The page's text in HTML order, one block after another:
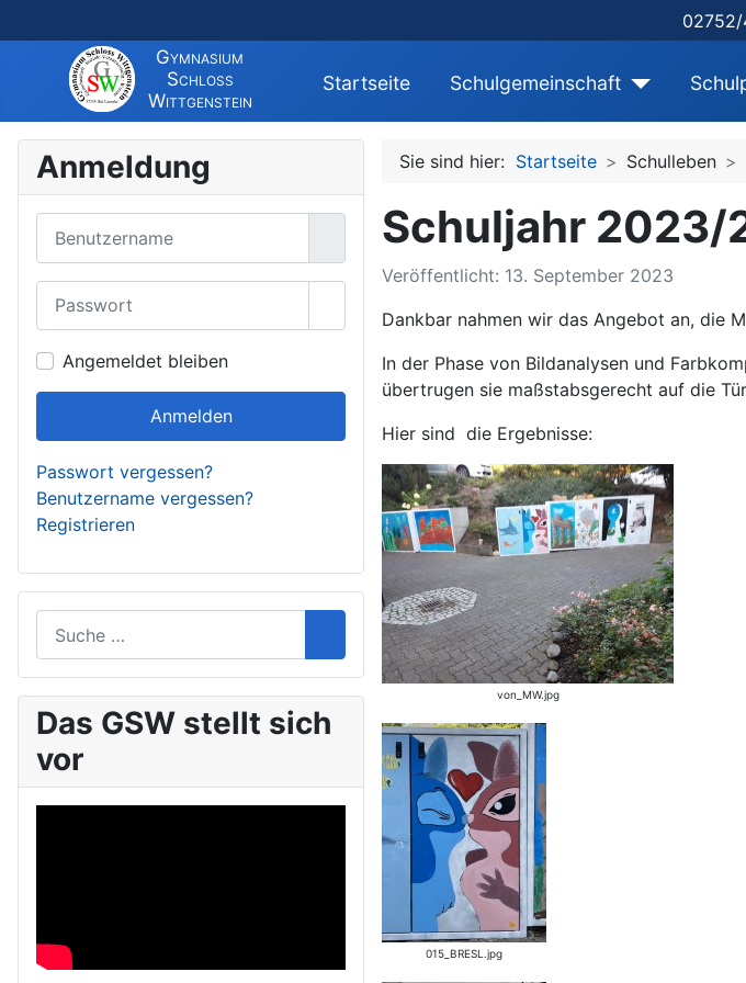
Gymnasium
Schloss
Wittgenstein
Startseite Schulgemeinschaft
Anmeldung
Passwort anzeigen
Angemeldet bleiben
Anmelden
Passwort vergessen?
Benutzername vergessen?
Registrieren
Das GSW stellt sich
vor
Sie sind hier: Startseite Schulleben
Schuljahr 2023/
Veröffentlicht: 13. September 2023
Dankbar nahmen wir das Angebot an, die
In der Phase von Bildanalysen und
übertrugen sie maßstabsgerecht auf die
Hier sind die Ergebnisse:
von_MW.jpg
015_BRESL.jpg